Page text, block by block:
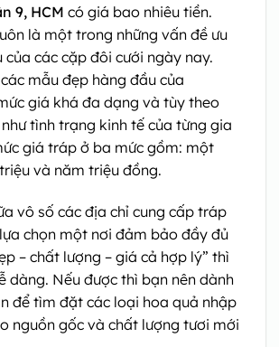
9, HCM có giá bao nhiêu tiền.
là một trong những vấn đề ưu
của các cặp đôi cưới ngày nay.
mẫu đẹp hàng đầu của
giá khá đa dạng và tùy theo
tình trạng kinh tế của từng gia
giá tráp ở ba mức gồm: một
và năm triệu đồng.
vô số các địa chỉ cung cấp tráp
chọn một nơi đảm bảo đầy đủ
– chất lượng – giá cả hợp lý” thì
dàng. Nếu được thì bạn nên dành
để tìm đặt các loại hoa quả nhập
nguồn gốc và chất lượng tươi mới